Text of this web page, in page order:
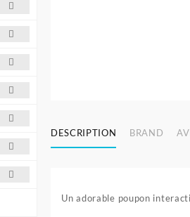
DESCRIPTION BRAND
Un adorable poupon